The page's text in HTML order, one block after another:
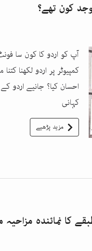
شاعری
کون تھے؟
آپ کو اردو کا کون سا
کمپیوٹر پر اردو لکھنا
احسان کیا؟ جانیے اردو
کہانی
مزید پڑھیے
کا نمائندہ